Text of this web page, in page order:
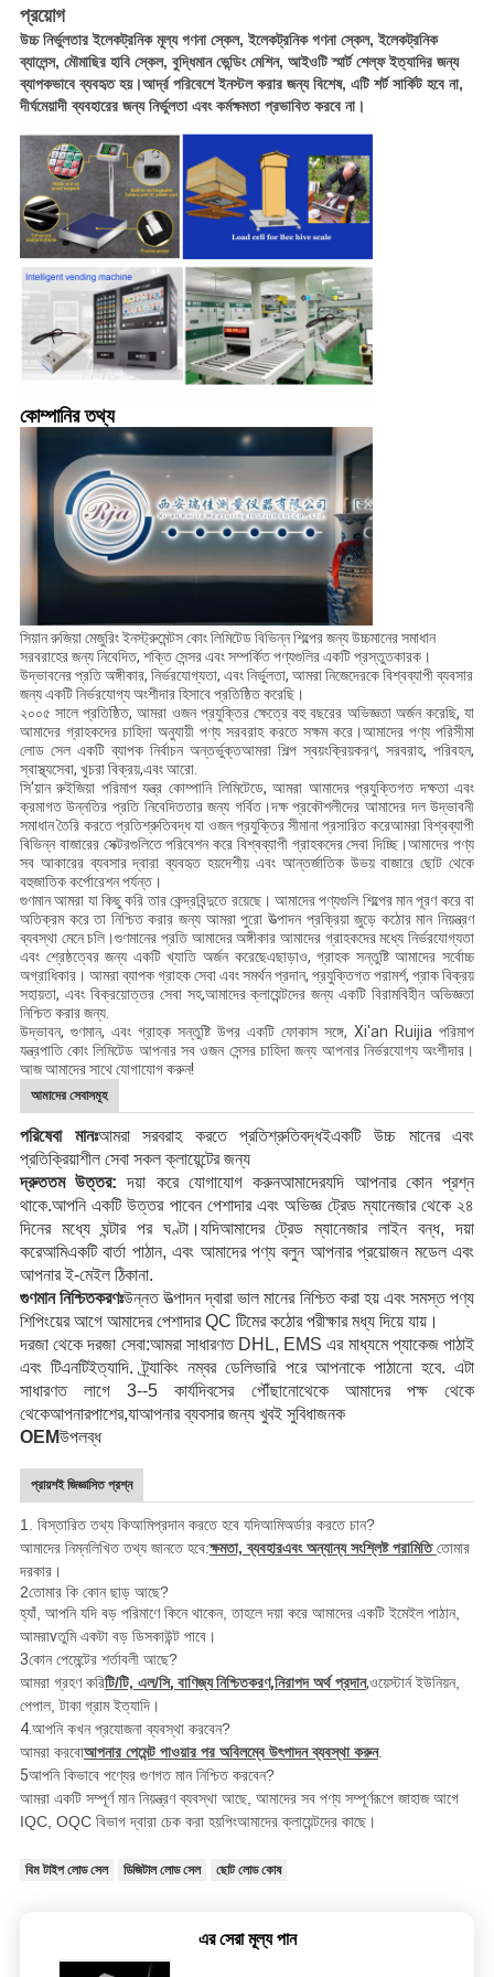
প্রয়োগ
উচ্চ নির্ভুলতার ইলেকট্রনিক মূল্য গণনা স্কেল, ইলেকট্রনিক গণনা স্কেল, ইলেকট্রনিক
ব্যালেন্স, মৌমাছির হাবি স্কেল, বুদ্ধিমান ভেন্ডিং মেশিন, আইওটি স্মার্ট শেল্ফ ইত্যাদির জন্য
ব্যাপকভাবে ব্যবহৃত হয়।আর্দ্র পরিবেশে ইনস্টল করার জন্য বিশেষ, এটি শর্ট সার্কিট হবে না,
দীর্ঘমেয়াদী ব্যবহারের জন্য নির্ভুলতা এবং কর্মক্ষমতা প্রভাবিত করবে না।
কোম্পানির তথ্য
সিয়ান রুজিয়া মেজুরিং ইনস্ট্রুমেন্টস কোং লিমিটেড বিভিন্ন শিল্পের জন্য উচ্চমানের সমাধান
সরবরাহের জন্য নিবেদিত, শক্তি সেন্সর এবং সম্পর্কিত পণ্যগুলির একটি প্রস্তুতকারক।
উদ্ভাবনের প্রতি অঙ্গীকার, নির্ভরযোগ্যতা, এবং নির্ভুলতা, আমরা নিজেদেরকে বিশ্বব্যাপী ব্যবসার
জন্য একটি নির্ভরযোগ্য অংশীদার হিসাবে প্রতিষ্ঠিত করেছি।
২০০৫ সালে প্রতিষ্ঠিত, আমরা ওজন প্রযুক্তির ক্ষেত্রে বহু বছরের অভিজ্ঞতা অর্জন করেছি, যা
আমাদের গ্রাহকদের চাহিদা অনুযায়ী পণ্য সরবরাহ করতে সক্ষম করে।আমাদের পণ্য পরিসীমা
লোড সেল একটি ব্যাপক নির্বাচন অন্তর্ভুক্তআমরা শিল্প স্বয়ংক্রিয়করণ, সরবরাহ, পরিবহন,
স্বাস্থ্যসেবা, খুচরা বিক্রয়,এবং আরো.
সি'য়ান রুইজিয়া পরিমাপ যন্ত্র কোম্পানি লিমিটেডে, আমরা আমাদের প্রযুক্তিগত দক্ষতা এবং
ক্রমাগত উন্নতির প্রতি নিবেদিততার জন্য গর্বিত।দক্ষ প্রকৌশলীদের আমাদের দল উদ্ভাবনী
সমাধান তৈরি করতে প্রতিশ্রুতিবদ্ধ যা ওজন প্রযুক্তির সীমানা প্রসারিত করেআমরা বিশ্বব্যাপী
বিভিন্ন বাজারের সেক্টরগুলিতে পরিবেশন করে বিশ্বব্যাপী গ্রাহকদের সেবা দিচ্ছি।আমাদের পণ্য
সব আকারের ব্যবসার দ্বারা ব্যবহৃত হয়দেশীয় এবং আন্তর্জাতিক উভয় বাজারে ছোট থেকে
বহুজাতিক কর্পোরেশন পর্যন্ত।
গুণমান আমরা যা কিছু করি তার কেন্দ্রবিন্দুতে রয়েছে। আমাদের পণ্যগুলি শিল্পের মান পূরণ করে বা
অতিক্রম করে তা নিশ্চিত করার জন্য আমরা পুরো উত্পাদন প্রক্রিয়া জুড়ে কঠোর মান নিয়ন্ত্রণ
ব্যবস্থা মেনে চলি।গুণমানের প্রতি আমাদের অঙ্গীকার আমাদের গ্রাহকদের মধ্যে নির্ভরযোগ্যতা
এবং শ্রেষ্ঠত্বের জন্য একটি খ্যাতি অর্জন করেছেএছাড়াও, গ্রাহক সন্তুষ্টি আমাদের সর্বোচ্চ
অগ্রাধিকার। আমরা ব্যাপক গ্রাহক সেবা এবং সমর্থন প্রদান, প্রযুক্তিগত পরামর্শ, প্রাক বিক্রয়
সহায়তা, এবং বিক্রয়োত্তর সেবা সহ,আমাদের ক্লায়েন্টদের জন্য একটি বিরামবিহীন অভিজ্ঞতা
নিশ্চিত করার জন্য.
উদ্ভাবন, গুণমান, এবং গ্রাহক সন্তুষ্টি উপর একটি ফোকাস সঙ্গে, Xi'an Ruijia পরিমাপ
যন্ত্রপাতি কোং লিমিটেড আপনার সব ওজন সেন্সর চাহিদা জন্য আপনার নির্ভরযোগ্য অংশীদার।
আজ আমাদের সাথে যোগাযোগ করুন!
আমাদের সেবাসমূহ
পরিষেবা মানঃআমরা সরবরাহ করতে প্রতিশ্রুতিবদ্ধইএকটি উচ্চ মানের এবং
প্রতিক্রিয়াশীল সেবা সকল ক্লায়েন্টের জন্য
দ্রুততম উত্তর:
দয়া করে যোগাযোগ করুনআমাদেরযদি আপনার কোন প্রশ্ন
থাকে.আপনি একটি উত্তর পাবেন পেশাদার এবং অভিজ্ঞ ট্রেড ম্যানেজার থেকে ২৪
দিনের মধ্যে ঘন্টার পর ঘণ্টা। যদিআমাদের ট্রেড ম্যানেজার লাইন বন্ধ, দয়া
করেআমিএকটি বার্তা পাঠান, এবং আমাদের পণ্য বলুন আপনার প্রয়োজন মডেল এবং
আপনার ই-মেইল ঠিকানা.
গুণমান নিশ্চিতকরণঃউন্নত উত্পাদন দ্বারা ভাল মানের নিশ্চিত করা হয় এবং সমস্ত পণ্য
শিপিংয়ের আগে আমাদের পেশাদার QC টিমের কঠোর পরীক্ষার মধ্য দিয়ে যায়।
দরজা থেকে দরজা সেবা:আমরা সাধারণত DHL, EMS এর মাধ্যমে প্যাকেজ পাঠাই
এবং টিএনটিইত্যাদি. ট্র্যাকিং নম্বর ডেলিভারি পরে আপনাকে পাঠানো হবে. এটা
সাধারণত লাগে 3--5 কার্যদিবসের
পৌঁছানোথেকে আমাদের পক্ষ থেকে
থেকেআপনারপাশের,যাআপনার ব্যবসার জন্য খুবই সুবিধাজনক
OEMউপলব্ধ
প্রায়শই জিজ্ঞাসিত প্রশ্ন
1. বিস্তারিত তথ্য কিআমিপ্রদান করতে হবে যদিআমিঅর্ডার করতে চান?
আমাদের নিম্নলিখিত তথ্য জানতে হবে:ক্ষমতা, ব্যবহারএবং অন্যান্য সংশ্লিষ্ট পরামিতি তোমার
দরকার।
2তোমার কি কোন ছাড় আছে?
হ্যাঁ, আপনি যদি বড় পরিমাণে কিনে থাকেন, তাহলে দয়া করে আমাদের একটি ইমেইল পাঠান,
আমরাvতুমি একটা বড় ডিসকাউন্ট পাবে।
3কোন পেমেন্টের শর্তাবলী আছে?
আমরা গ্রহণ করিটি/টি, এল/সি, বাণিজ্য নিশ্চিতকরণ,নিরাপদ অর্থ প্রদান,ওয়েস্টার্ন ইউনিয়ন,
পেপাল, টাকাগ্রাম ইত্যাদি।
4.আপনি কখন প্রযোজনা ব্যবস্থা করবেন?
আমরা করবোআপনার পেমেন্ট পাওয়ার পর অবিলম্বে উৎপাদন ব্যবস্থা করুন.
5আপনি কিভাবে পণ্যের গুণগত মান নিশ্চিত করবেন?
আমরা একটি সম্পূর্ণ মান নিয়ন্ত্রণ ব্যবস্থা আছে, আমাদের সব পণ্য সম্পূর্ণরূপে জাহাজ আগে
IQC, OQC বিভাগ দ্বারা চেক করা হয়পিংআমাদের ক্লায়েন্টদের কাছে।
বিম টাইপ লোড সেল ডিজিটাল লোড সেল ছোট লোড কোষ
এর সেরা মূল্য পান